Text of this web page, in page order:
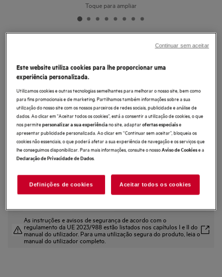
Toque para ampliar
dB(A)
Ficha de informação do produto
Benefícios
O exaustor 6000 Hob2Hood® regula a velocidade da ventoinha por si.
Hob²Hood® regula o exaustor com base nas definições da placa.
Qualidade superior do ar na cozinha com o exaustor ExtractionTech Pro.
As instruções e avisos de segurança de acordo com o
regulamento da UE 2023/988 estão listados nos capítulos I e II do
manual do utilizador. Para uma utilização segura do produto, leia o
manual do utilizador completo.
Este website utiliza cookies para lhe proporcionar uma
experiência personalizada.
Utilizamos cookies e outras tecnologias semelhantes para melhorar o nosso site, bem como
para fins promocionais e de marketing. Partilhamos também informações sobre a sua
utilização do nosso site com os nossos parceiros de redes sociais, publicidade e análise de
dados. Ao clicar em "Aceitar todos os cookies”, está a consentir a utilização de cookies, o que
nos permitepersonalizar a sua experiênciano site, adaptarofertas especiaise
apresentar publicidade personalizada. Ao clicar em “Continuar sem aceitar”, bloqueia os
cookies não essenciais, o que poderá afetar a sua experiência de navegação e os serviços que
lhe conseguimos disponibilizar. Para mais informações, consulte o nossoAviso de Cookiese a
Declaração de Privacidade de Dados.
Definições de cookies Aceitar todos os cookies
Continuar sem aceitar